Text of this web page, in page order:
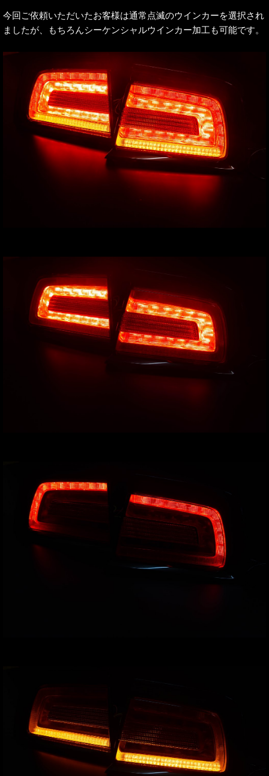
今回ご依頼いただいたお客様は通常点滅のウインカーを選択され
ましたが、もちろんシーケンシャルウインカー加工も可能です。